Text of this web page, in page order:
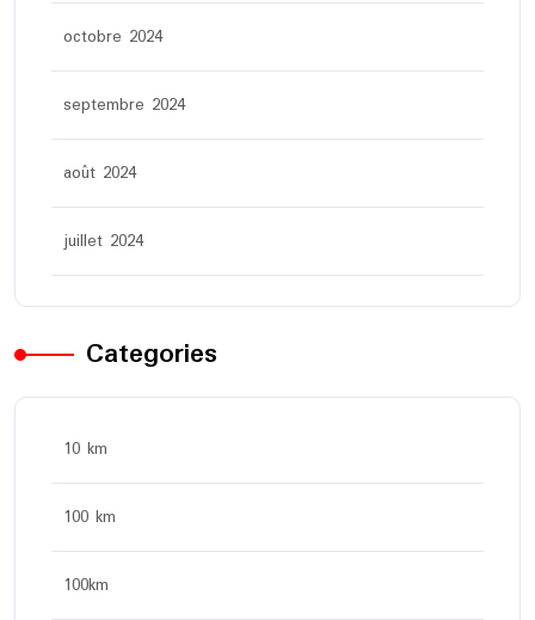
octobre 2024
septembre 2024
août 2024
juillet 2024
Categories
10 km
100 km
100km